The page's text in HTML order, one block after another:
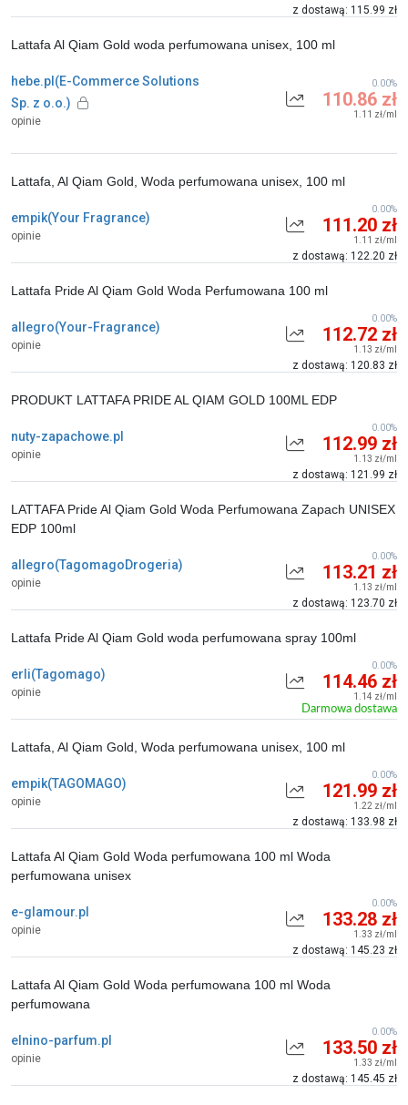
z dostawą: 115.99 zł
hebe.pl(E-Commerce Solutions
Sp. z o.o.)
opinie
Lattafa Al Qiam Gold woda perfumowana unisex, 100 ml
110.86 zł
1.11 zł/ml
0.00%
empik(Your Fragrance)
opinie
Lattafa, Al Qiam Gold, Woda perfumowana unisex, 100 ml
111.20 zł
1.11 zł/ml
z dostawą: 122.20 zł
0.00%
allegro(Your-Fragrance)
opinie
Lattafa Pride Al Qiam Gold Woda Perfumowana 100 ml
112.72 zł
1.13 zł/ml
z dostawą: 120.83 zł
0.00%
nuty-zapachowe.pl
opinie
PRODUKT LATTAFA PRIDE AL QIAM GOLD 100ML EDP
112.99 zł
1.13 zł/ml
z dostawą: 121.99 zł
0.00%
allegro(TagomagoDrogeria)
opinie
LATTAFA Pride Al Qiam Gold Woda Perfumowana Zapach UNISEX
EDP 100ml
113.21 zł
1.13 zł/ml
z dostawą: 123.70 zł
0.00%
erli(Tagomago)
opinie
Lattafa Pride Al Qiam Gold woda perfumowana spray 100ml
114.46 zł
1.14 zł/ml
Darmowa dostawa
0.00%
empik(TAGOMAGO)
opinie
Lattafa, Al Qiam Gold, Woda perfumowana unisex, 100 ml
121.99 zł
1.22 zł/ml
z dostawą: 133.98 zł
0.00%
e-glamour.pl
opinie
Lattafa Al Qiam Gold Woda perfumowana 100 ml Woda
perfumowana unisex
133.28 zł
1.33 zł/ml
z dostawą: 145.23 zł
0.00%
elnino-parfum.pl
opinie
Lattafa Al Qiam Gold Woda perfumowana 100 ml Woda
perfumowana
133.50 zł
1.33 zł/ml
z dostawą: 145.45 zł
0.00%